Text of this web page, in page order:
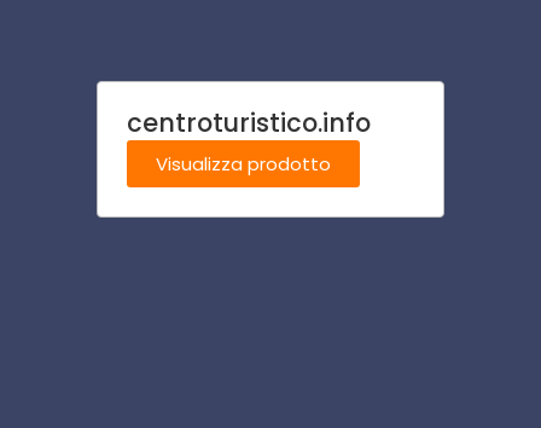
centroturistico.info
Visualizza prodotto